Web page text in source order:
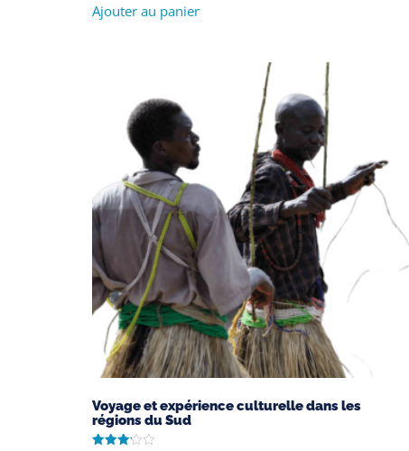
Ajouter au panier
Voyage et expérience culturelle dans les
régions du Sud